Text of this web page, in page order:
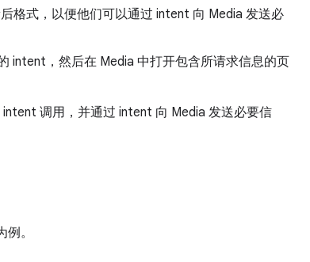
格式，以便他们可以通过 intent 向 Media 发送必
intent，然后在 Media 中打开包含所请求信息的页
调用，并通过 intent 向 Media 发送必要信
例。